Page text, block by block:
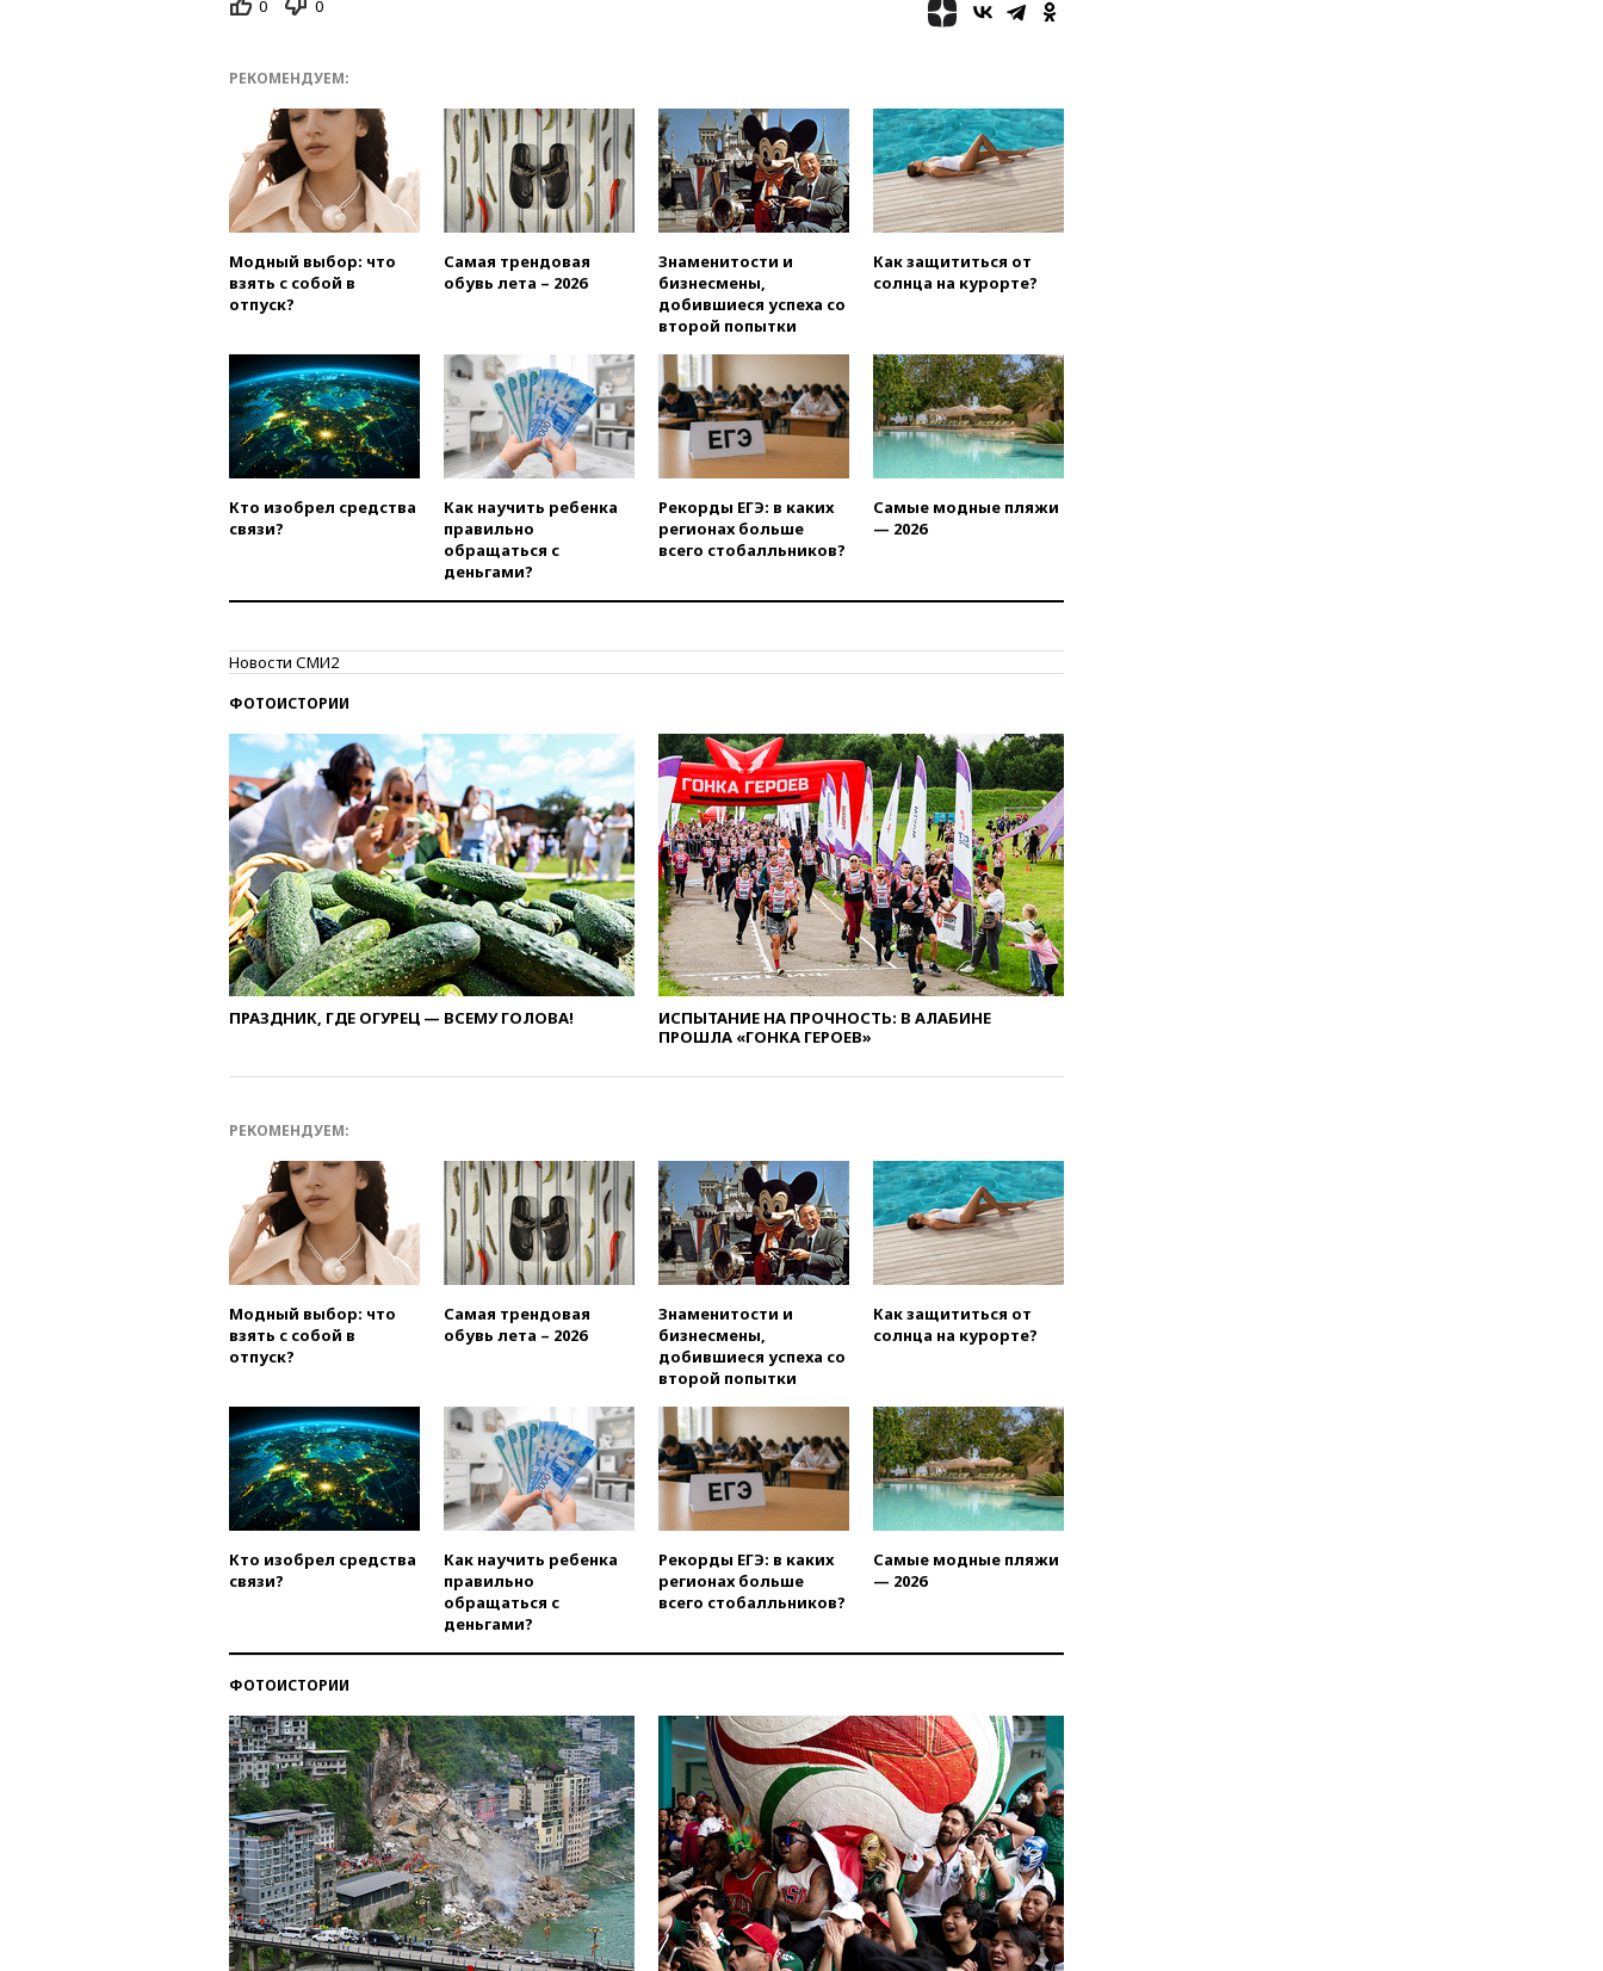
Генпрокуратура
вчера, 21:35«Аэрофлот»
отменяет часть рейсов в Сочи
и Геленджик
вчера, 21:25Руслан Терновой
выиграл золото чемпионата
Европы в прыжках с 10-
метровой вышки
вчера, 21:10
концессии строительства ж/д
в Армении
вчера, 21:00В России вновь
обсуждают эксперимент по
онлайн-продаже алкоголя
вчера, 20:45
россиянам могут
рекомендовать не посещать
Армению
вчера, 20:35ПВО за день
вчера, 20:27Ямпольская
вузы
вчера, 20:15Минтранс
предложил оплачивать
защиту дорог от БПЛА из
средств на ремонт
вчера, 20:00Зеленский 8
августа посетит Сербию с
официальным визитом
вчера, 19:58В Госдуму будет
внесен законопроект об
вчера, 19:50
работу
республиканцев поддержать
Вэнса на выборах 2028 года
вчера, 19:20Число ломбардов
в РФ превысило максимум
2022 года
аэропорт Геленджика
возобновили работу
порядок присвоения воинских
званий добровольцам
вчера, 18:50Euractiv: восток
Финляндии приходит в упадок
без российских туристов
аэропорту Геленджика
введены ограничения
пострадали при атаках ВСУ на
Белгородскую область
вчера, 18:00Совет мира
выбрал подрядчика для
строительства военной базы в
Газе
вчера, 17:50Миронов призвал
снять «Яблоко» с выборов в
Госдуму
вчера, 17:45Правительство
0 0
РЕКОМЕНДУЕМ:
Модный выбор: что
взять с собой в
отпуск?
Самая трендовая
обувь лета – 2026
Знаменитости и
бизнесмены,
добившиеся успеха со
второй попытки
Как защититься от
солнца на курорте?
Кто изобрел средства
связи?
Как научить ребенка
правильно
обращаться с
деньгами?
Рекорды ЕГЭ: в каких
регионах больше
всего стобалльников?
Самые модные пляжи
— 2026
Новости СМИ2
ФОТОИСТОРИИ
ПРАЗДНИК, ГДЕ ОГУРЕЦ — ВСЕМУ ГОЛОВА!
ИСПЫТАНИЕ НА ПРОЧНОСТЬ: В АЛАБИНЕ
ПРОШЛА «ГОНКА ГЕРОЕВ»
РЕКОМЕНДУЕМ:
Модный выбор: что
взять с собой в
отпуск?
Самая трендовая
обувь лета – 2026
Знаменитости и
бизнесмены,
добившиеся успеха со
второй попытки
Как защититься от
солнца на курорте?
Кто изобрел средства
связи?
Как научить ребенка
правильно
обращаться с
деньгами?
Рекорды ЕГЭ: в каких
регионах больше
всего стобалльников?
Самые модные пляжи
— 2026
ФОТОИСТОРИИ